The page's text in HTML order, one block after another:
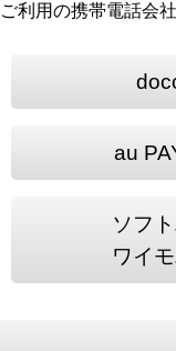
ご利用の携帯電話会
au
ソフ
ワイ